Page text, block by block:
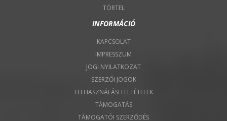
TÖRTEL
INFORMÁCIÓ
KAPCSOLAT
IMPRESSZUM
JOGI NYILATKOZAT
SZERZŐI JOGOK
FELHASZNÁLÁSI FELTÉTELEK
TÁMOGATÁS
TÁMOGATÓI SZERZŐDÉS